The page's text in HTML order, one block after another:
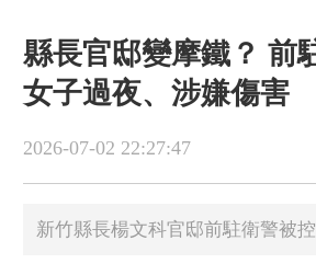
縣長官邸變摩鐵？ 前
女子過夜、涉嫌傷害
2026-07-02 22:27:47
新竹縣長楊文科官邸前駐衛警被控